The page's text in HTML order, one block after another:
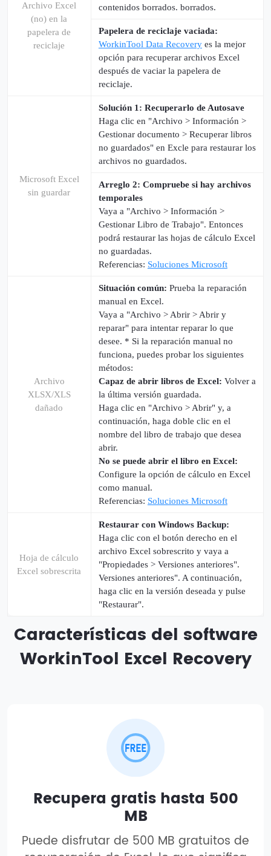
Archivo Excel
(no) en la
papelera de
reciclaje
contenidos borrados. borrados.
Papelera de reciclaje vaciada:
WorkinTool Data Recoveryes la mejor
opción para recuperar archivos Excel
después de vaciar la papelera de
reciclaje.
Microsoft Excel
sin guardar
Solución 1: Recuperarlo de Autosave
Haga clic en "Archivo > Información >
Gestionar documento > Recuperar libros
no guardados" en Excle para restaurar los
archivos no guardados.
Arreglo 2: Compruebe si hay archivos
temporales
Vaya a "Archivo > Información >
Gestionar Libro de Trabajo". Entonces
podrá restaurar las hojas de cálculo Excel
no guardadas.
Referencias: Soluciones Microsoft
Archivo
XLSX/XLS
dañado
Situación común: Prueba la reparación
manual en Excel.
Vaya a "Archivo > Abrir > Abrir y
reparar" para intentar reparar lo que
desee. * Si la reparación manual no
funciona, puedes probar los siguientes
métodos:
Capaz de abrir libros de Excel: Volver a
la última versión guardada.
Haga clic en "Archivo > Abrir" y, a
continuación, haga doble clic en el
nombre del libro de trabajo que desea
abrir.
No se puede abrir el libro en Excel:
Configure la opción de cálculo en Excel
como manual.
Referencias: Soluciones Microsoft
Hoja de cálculo
Excel sobrescrita
Restaurar con Windows Backup:
Haga clic con el botón derecho en el
archivo Excel sobrescrito y vaya a
"Propiedades > Versiones anteriores".
Versiones anteriores". A continuación,
haga clic en la versión deseada y pulse
"Restaurar".
Características del software
WorkinTool Excel Recovery
Recupera gratis hasta 500
MB
Puede disfrutar de 500 MB gratuitos de